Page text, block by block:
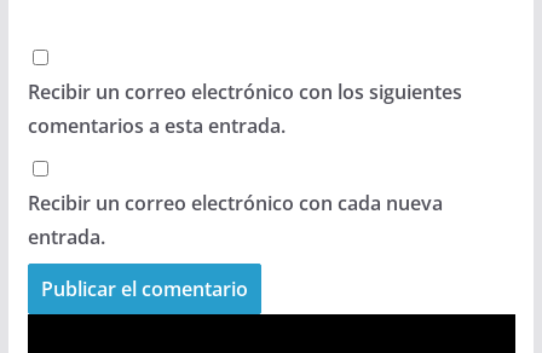
Recibir un correo electrónico con los siguientes
comentarios a esta entrada.
Recibir un correo electrónico con cada nueva
entrada.